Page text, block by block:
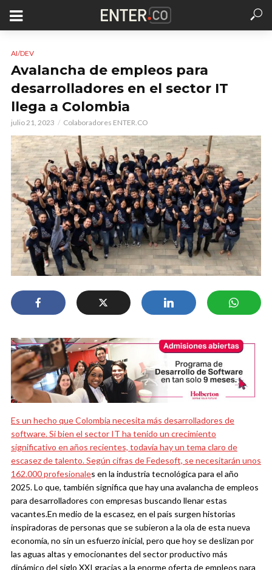
AI/DEV
Avalancha de empleos para
desarrolladores en el sector IT
llega a Colombia
julio 21, 2023 Colaboradores ENTER.CO
Es un hecho que Colombia necesita más desarrolladores de
software. Si bien el sector IT ha tenido un crecimiento
significativo en años recientes, todavía hay un tema claro de
escasez de talento.Según cifras de Fedesoft, se necesitarán unos
162.000 profesionales en la industria tecnológica para el año
2025. Lo que, también significa que hay una avalancha de empleos
para desarrolladores con empresas buscando llenar estas
vacantes.En medio de la escasez, en el país surgen historias
inspiradoras de personas que se subieron a la ola de esta nueva
economía, no sin un esfuerzo inicial, pero que hoy se deslizan por
las aguas altas y emocionantes del sector productivo más
dinámico del siglo XXI gracias a la enorme oferta de empleos para